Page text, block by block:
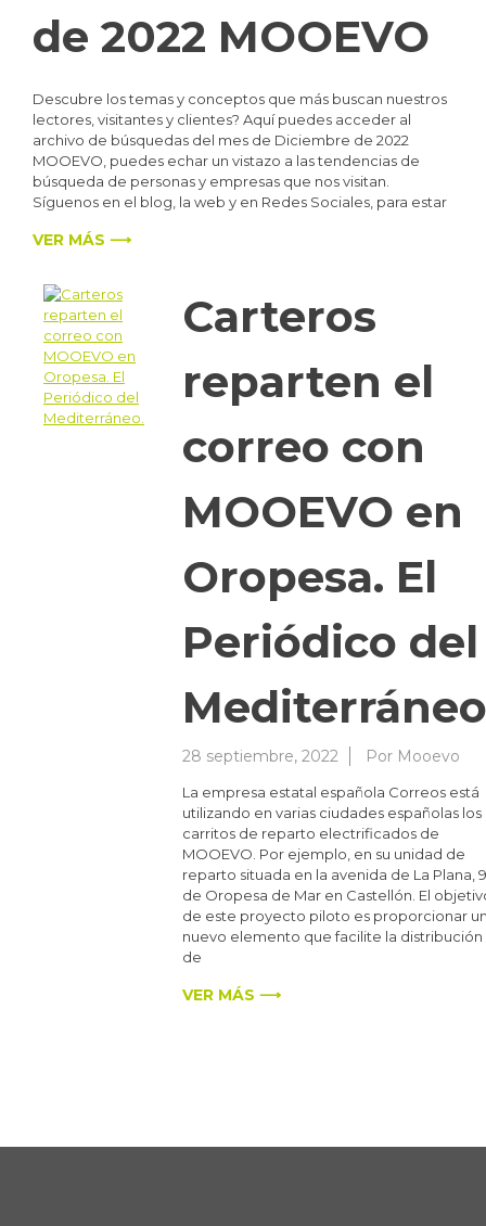
de 2022 MOOEVO
Descubre los temas y conceptos que más buscan nuestros
lectores, visitantes y clientes? Aquí puedes acceder al
archivo de búsquedas del mes de Diciembre de 2022
MOOEVO, puedes echar un vistazo a las tendencias de
búsqueda de personas y empresas que nos visitan.
Síguenos en el blog, la web y en Redes Sociales, para estar
VER MÁS ⟶
Carteros
reparten el
correo con
MOOEVO en
Oropesa. El
Periódico del
28 septiembre, 2022 Por Mooevo
La empresa estatal española Correos está
utilizando en varias ciudades españolas los
carritos de reparto electrificados de
MOOEVO. Por ejemplo, en su unidad de
reparto situada en la avenida de La Plana,
de Oropesa de Mar en Castellón. El
de este proyecto piloto es proporcionar
nuevo elemento que facilite la distribución
de
VER MÁS ⟶